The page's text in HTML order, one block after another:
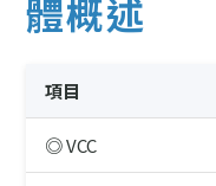
體概述
項目
◎ VCC